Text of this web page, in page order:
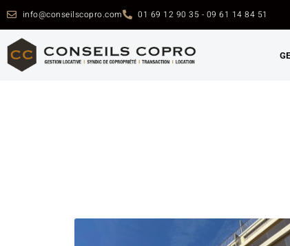
info@conseilscopro.com 01 69 12 90 35 - 09 61 14 84 51